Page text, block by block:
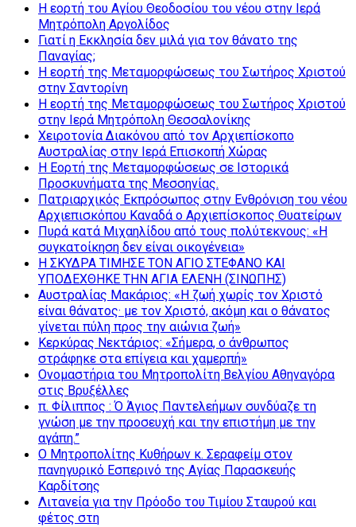
Η εορτή του Αγίου Θεοδοσίου του νέου στην Ιερά
Μητρόπολη Αργολίδος
Γιατί η Εκκλησία δεν μιλά για τον θάνατο της
Παναγίας;
Η εορτή της Μεταμορφώσεως του Σωτήρος Χριστού
στην Σαντορίνη
Η εορτή της Μεταμορφώσεως του Σωτήρος Χριστού
στην Ιερά Μητρόπολη Θεσσαλονίκης
Χειροτονία Διακόνου από τον Αρχιεπίσκοπο
Αυστραλίας στην Ιερά Επισκοπή Χώρας
Η Εορτή της Μεταμορφώσεως σε Ιστορικά
Προσκυνήματα της Μεσσηνίας.
Πατριαρχικός Εκπρόσωπος στην Ενθρόνιση του νέου
Αρχιεπισκόπου Καναδά ο Αρχιεπίσκοπος Θυατείρων
Πυρά κατά Μιχαηλίδου από τους πολύτεκνους: «Η
συγκατοίκηση δεν είναι οικογένεια»
Η ΣΚΥΔΡΑ ΤΙΜΗΣΕ ΤΟΝ ΑΓΙΟ ΣΤΕΦΑΝΟ ΚΑΙ
ΥΠΟΔΕΧΘΗΚΕ ΤΗΝ ΑΓΙΑ ΕΛΕΝΗ (ΣΙΝΩΠΗΣ)
Αυστραλίας Μακάριος: «Η ζωή χωρίς τον Χριστό
είναι θάνατος· με τον Χριστό, ακόμη και ο θάνατος
γίνεται πύλη προς την αιώνια ζωή»
Κερκύρας Νεκτάριος: «Σήμερα, ο άνθρωπος
στράφηκε στα επίγεια και χαμερπή»
Ονομαστήρια του Μητροπολίτη Βελγίου Αθηναγόρα
στις Βρυξέλλες
π. Φίλιππος : Ό Άγιος Παντελεήμων συνδύαζε τη
γνώση με την προσευχή και την επιστήμη με την
αγάπη.”
Ο Μητροπολίτης Κυθήρων κ. Σεραφείμ στον
πανηγυρικό Εσπερινό της Αγίας Παρασκευής
Καρδίτσης
Λιτανεία για την Πρόοδο του Τιμίου Σταυρού και
φέτος στη